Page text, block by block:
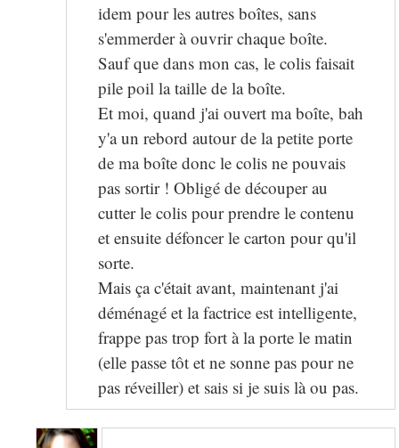
idem pour les autres boîtes, sans
s'emmerder à ouvrir chaque boîte.
Sauf que dans mon cas, le colis faisait
pile poil la taille de la boîte.
Et moi, quand j'ai ouvert ma boîte, bah
y'a un rebord autour de la petite porte
de ma boîte donc le colis ne pouvais
pas sortir ! Obligé de découper au
cutter le colis pour prendre le contenu
et ensuite défoncer le carton pour qu'il
sorte.
Mais ça c'était avant, maintenant j'ai
déménagé et la factrice est intelligente,
frappe pas trop fort à la porte le matin
(elle passe tôt et ne sonne pas pour ne
pas réveiller) et sais si je suis là ou pas.